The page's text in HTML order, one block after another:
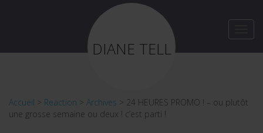
DIANE TELL
Accueil > Reaction > Archives > 24 HEURES PROMO ! – ou plutôt
une grosse semaine ou deux ! c’est parti !